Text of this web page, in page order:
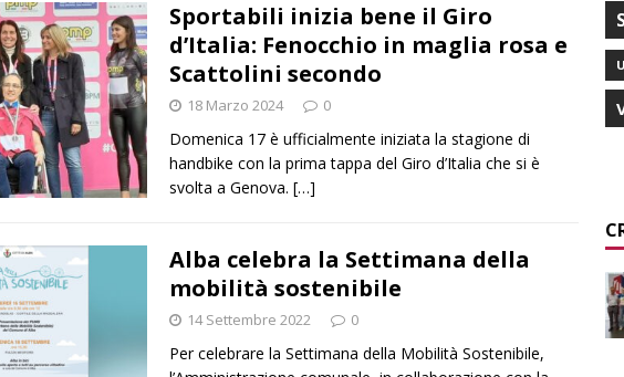
Sportabili inizia bene il Giro
d’Italia: Fenocchio in maglia rosa e
Scattolini secondo
18 Marzo 2024 0
Domenica 17 è ufficialmente iniziata la stagione di
handbike con la prima tappa del Giro d’Italia che si è
svolta a Genova. […]
Alba celebra la Settimana della
mobilità sostenibile
14 Settembre 2022 0
Per celebrare la Settimana della Mobilità Sostenibile,